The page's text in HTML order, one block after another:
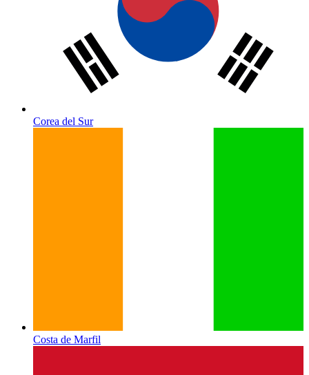
Corea del Sur
Costa de Marfil